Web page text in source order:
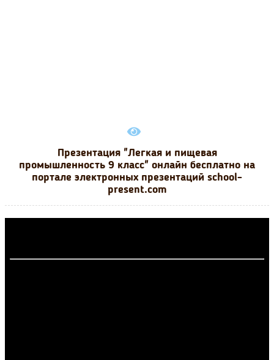
Презентация "Легкая и пищевая
промышленность 9 класс" онлайн бесплатно на
портале электронных презентаций school-
present.com